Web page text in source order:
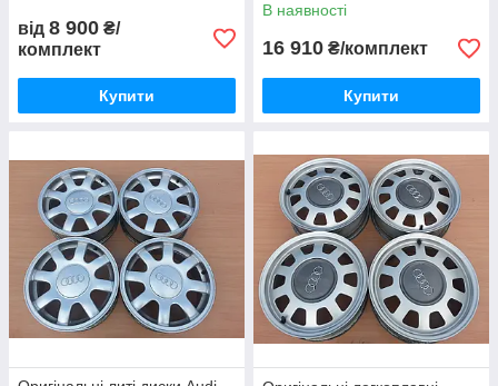
від 8 900 ₴/
комплект
Купити
В наявності
16 910 ₴/комплект
Купити